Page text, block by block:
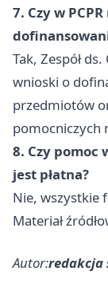
7. Czy w
Tak, Zespół
wnioski o
przedmiotów
pomocniczych
8. Czy pomoc
jest płatna?
Nie, wszystkie
Materiał
Autor:redakcja